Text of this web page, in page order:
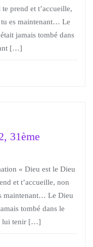
prend et t’accueille,
tu es maintenant… Le
jamais tombé dans
[…]
31ème
« Dieu est le Dieu
et t’accueille, non
maintenant… Le Dieu
tombé dans le
lui tenir […]